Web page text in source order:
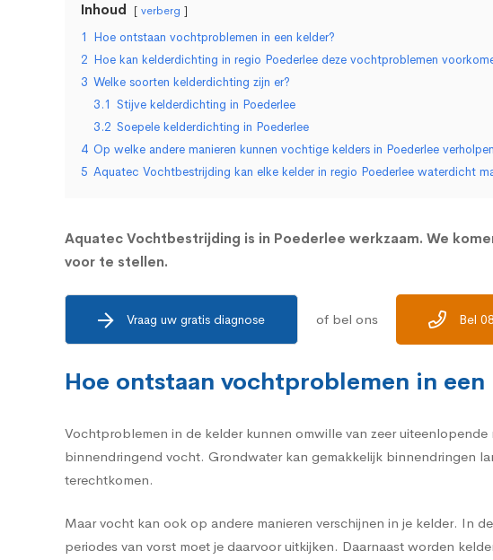
Inhoud verberg
1 Hoe ontstaan vochtproblemen in een kelder?
2 Hoe kan kelderdichting in regio Poederlee deze vochtproblemen
3 Welke soorten kelderdichting zijn er?
3.1 Stijve kelderdichting in Poederlee
3.2 Soepele kelderdichting in Poederlee
4 Op welke andere manieren kunnen vochtige kelders in Poederlee
5 Aquatec Vochtbestrijding kan elke kelder in regio Poederlee waterdicht
Aquatec Vochtbestrijding is in Poederlee werkzaam. We
voor te stellen.
Vraag uw gratis diagnose of bel ons Bel
Hoe ontstaan vochtproblemen in een
Vochtproblemen in de kelder kunnen omwille van zeer
binnendringend vocht. Grondwater kan gemakkelijk binnendringen
terechtkomen.
Maar vocht kan ook op andere manieren verschijnen in je kelder. In
periodes van vorst moet je daarvoor uitkijken. Daarnaast worden